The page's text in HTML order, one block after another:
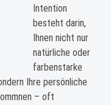
Intention
besteht darin,
Ihnen nicht nur
natürliche oder
farbenstarke
Ihre persönliche
– oft